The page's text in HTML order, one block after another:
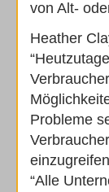
von Alt-
Heather
Probleme
“Alle